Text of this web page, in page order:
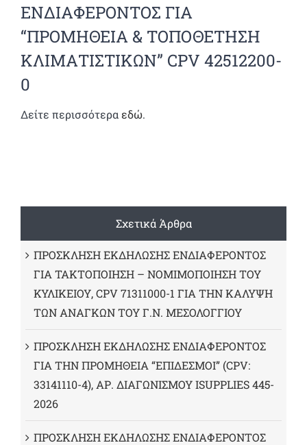
ΕΝΔΙΑΦΕΡΟΝΤΟΣ ΓΙΑ
“ΠΡΟΜΗΘΕΙΑ & ΤΟΠΟΘΕΤΗΣΗ
ΚΛΙΜΑΤΙΣΤΙΚΩΝ” CPV 42512200-
0
Δείτε περισσότεραεδώ.
Σχετικά Άρθρα
ΠΡΟΣΚΛΗΣΗ ΕΚΔΗΛΩΣΗΣ ΕΝΔΙΑΦΕΡΟΝΤΟΣ
ΓΙΑ ΤΑΚΤΟΠΟΙΗΣΗ – ΝΟΜΙΜΟΠΟΙΗΣΗ ΤΟΥ
ΚΥΛΙΚΕΙΟΥ, CPV 71311000-1 ΓΙΑ ΤΗΝ ΚΑΛΥΨΗ
ΤΩΝ ΑΝΑΓΚΩΝ ΤΟΥ Γ.Ν. ΜΕΣΟΛΟΓΓΙΟΥ
ΠΡΟΣΚΛΗΣΗ ΕΚΔΗΛΩΣΗΣ ΕΝΔΙΑΦΕΡΟΝΤΟΣ
ΓΙΑ ΤΗΝ ΠΡΟΜΗΘΕΙΑ “ΕΠΙΔΕΣΜΟΙ” (CPV:
33141110-4), ΑΡ. ΔΙΑΓΩΝΙΣΜΟΥ ISUPPLIES 445-
2026
ΠΡΟΣΚΛΗΣΗ ΕΚΔΗΛΩΣΗΣ ΕΝΔΙΑΦΕΡΟΝΤΟΣ